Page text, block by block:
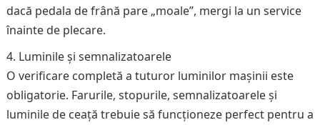
dacă pedala de frână pare „moale”, mergi la un service
înainte de plecare.
Luminile și semnalizatoarele
O verificare completă a tuturor luminilor mașinii este
obligatorie. Farurile, stopurile, semnalizatoarele și
luminile de ceață trebuie să funcționeze perfect pentru a